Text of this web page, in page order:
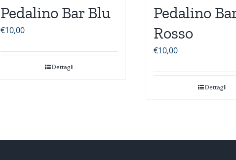
Pedalino Bar Blu
€10,00
Dettagli
Pedalino
Rosso
€10,00
Dettagli